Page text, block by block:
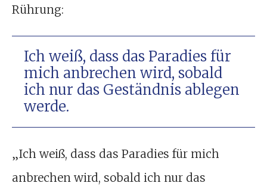
Rührung:
Ich weiß, dass das Paradies für
mich anbrechen wird, sobald
ich nur das Geständnis ablegen
werde.
„Ich weiß, dass das Paradies für mich
anbrechen wird, sobald ich nur das